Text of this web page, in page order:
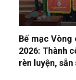
Bế mạc Vòng
2026: Thành
rèn luyện,